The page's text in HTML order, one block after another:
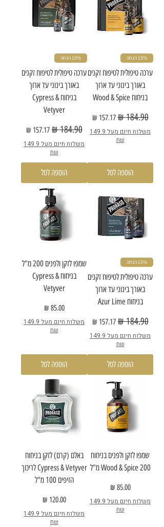
15% הנחה
ערכה טיפולית לטיפוח זקנים
באורך בינוני עד ארוך
בניחוח Wood & Spice
מחיר רגיל‏184.90 ‏₪ מחיר מבצע‏157.17 ‏₪
משלוח חינם מעל 149.9
שח
הוספה לסל
15% הנחה
ערכה טיפולית לטיפוח זקנים
באורך בינוני עד ארוך
בניחוח Cypress &
Vetyver
מחיר רגיל‏184.90 ‏₪ מחיר מבצע‏157.17 ‏₪
משלוח חינם מעל 149.9
שח
הוספה לסל
15% הנחה
ערכה טיפולית לטיפוח זקנים
באורך בינוני עד ארוך
בניחוח Azur Lime
מחיר רגיל‏184.90 ‏₪ מחיר מבצע‏157.17 ‏₪
משלוח חינם מעל 149.9
שח
הוספה לסל
שמפו לזקן ולפנים 200 מ"ל
בניחוח Cypress &
Vetyver
מחיר‏85.00 ‏₪
משלוח חינם מעל 149.9
שח
הוספה לסל
שמפו לזקן ולפנים בניחוח
Wood & Spice 200 מ"ל
מחיר‏85.00 ‏₪
משלוח חינם מעל 149.9
שח
באלם (קרם) לזקן בניחוח
Cypress & Vetyver לריכוך
הזיפים 100 מ"ל
מחיר‏120.00 ‏₪
משלוח חינם מעל 149.9
שח